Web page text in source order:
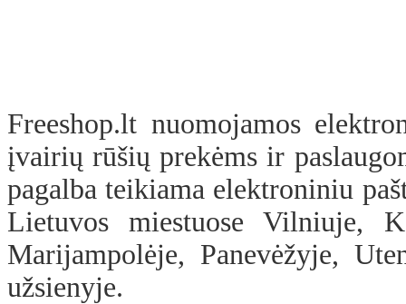
Freeshop.lt nuomojamos
įvairių rūšių prekėms ir
pagalba teikiama elektroniniu
Lietuvos miestuose Vilniuje,
Marijampolėje, Panevėžyje,
užsienyje.